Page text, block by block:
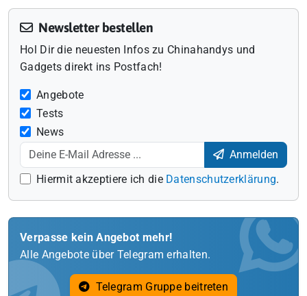
Newsletter bestellen
Hol Dir die neuesten Infos zu Chinahandys und
Gadgets direkt ins Postfach!
Angebote
Tests
News
Anmelden
Hiermit akzeptiere ich die Datenschutzerklärung.
Verpasse kein Angebot mehr!
Alle Angebote über Telegram erhalten.
Telegram Gruppe beitreten